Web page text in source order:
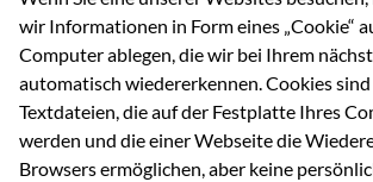
wir Informationen in Form eines „Cookie“
Computer ablegen, die wir bei Ihrem
automatisch wiedererkennen. Cookies
Textdateien, die auf der Festplatte Ihres
werden und die einer Webseite die
Browsers ermöglichen, aber keine